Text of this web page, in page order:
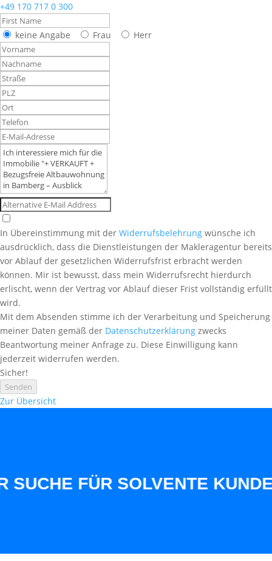
+49 170 717 0 300
keine Angabe Frau Herr
In Übereinstimmung mit der Widerrufsbelehrung wünsche ich
ausdrücklich, dass die Dienstleistungen der Makleragentur bereits
vor Ablauf der gesetzlichen Widerrufsfrist erbracht werden
können. Mir ist bewusst, dass mein Widerrufsrecht hierdurch
erlischt, wenn der Vertrag vor Ablauf dieser Frist vollständig erfüllt
wird.
Mit dem Absenden stimme ich der Verarbeitung und Speicherung
meiner Daten gemäß der Datenschutzerklärung zwecks
Beantwortung meiner Anfrage zu. Diese Einwilligung kann
jederzeit widerrufen werden.
Sicher!
Senden
Zur Übersicht
FÜR SOLVENTE KUNDEN